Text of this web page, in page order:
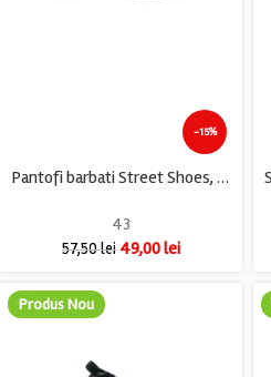
-15%
Pantofi barbati Street Shoes, 43, imitatie de piele, negru
43
57,50lei 49,00lei
Produs Nou